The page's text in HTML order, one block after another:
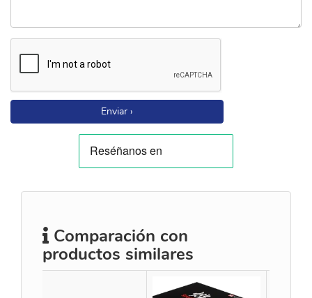
Enviar ›
Comparación con
productos similares